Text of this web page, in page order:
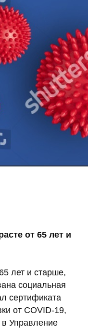
от 65 лет и
лет и старше,
социальная
сертификата
от COVID-19,
в Управление